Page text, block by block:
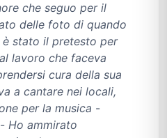
che seguo per il
delle foto di quando
stato il pretesto per
lavoro che faceva
cura della sua
a cantare nei locali,
per la musica -
- Ho ammirato